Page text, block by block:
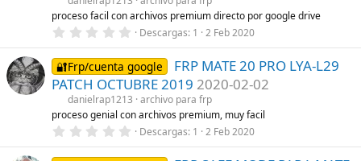
e
l
a
(
s
)
proceso facil con archivos premium directo por google drive
0
0
0
e
s
t
r
e
l
a
Descargas 1 2 Feb 2020
🔐Frp/cuenta google
FRP MATE 20 PRO LYA-L29
PATCH OCTUBRE 2019 2020-02-02
danielrap1213
archivo para frp
proceso genial con archivos premium, muy facil
0
0
Descargas 1 2 Feb 2020